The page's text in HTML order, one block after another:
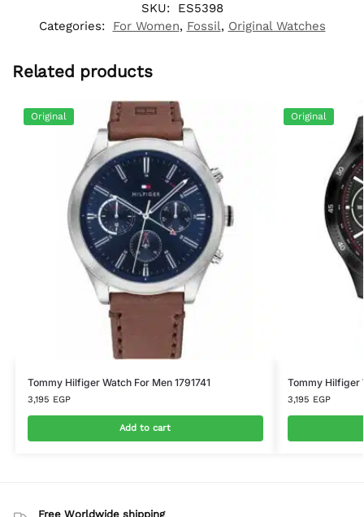
SKU:
ES5398
Categories:
For Women, Fossil, Original Watches
Related products
Original
Tommy Hilfiger Watch For Men 1791741
3,195 EGP
Add to cart
Original
Tommy Hilfiger
3,195 EGP
Free Worldwide shipping